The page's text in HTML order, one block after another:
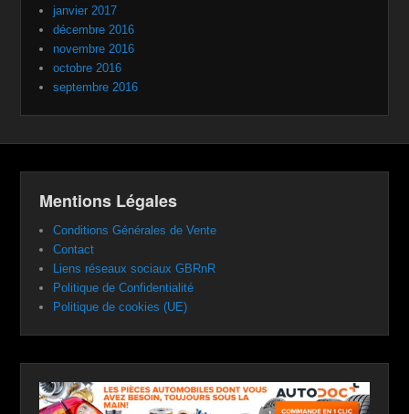
janvier 2017
décembre 2016
novembre 2016
octobre 2016
septembre 2016
Mentions Légales
Conditions Générales de Vente
Contact
Liens réseaux sociaux GBRnR
Politique de Confidentialité
Politique de cookies (UE)